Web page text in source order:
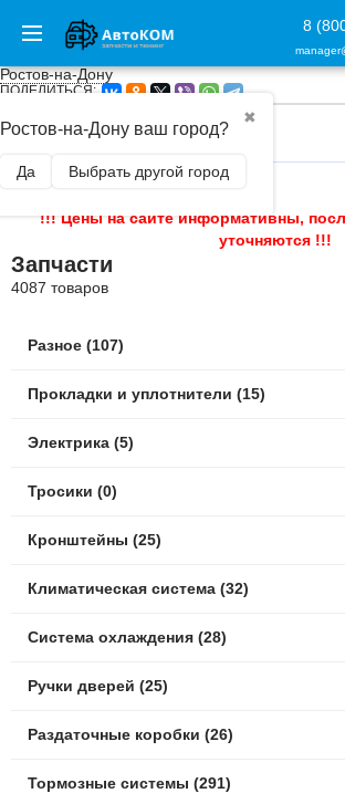
8
Ростов-на-Дону
✖
Ростов-на-Дону ваш город?
Да Выбрать другой город
ПОДЕЛИТЬСЯ:
ГЛАВНАЯ / ЗАПЧАСТИ
!!! Цены на сайте информативны,
уточняются !!!
Запчасти
4087 товаров
Разное (107)
Прокладки и уплотнители (15)
Электрика (5)
Тросики (0)
Кронштейны (25)
Климатическая система (32)
Система охлаждения (28)
Ручки дверей (25)
Раздаточные коробки (26)
Тормозные системы (291)